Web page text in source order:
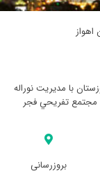
با مدیریت نوراله
مجتمع تفريحي فجر
بروزرسانی